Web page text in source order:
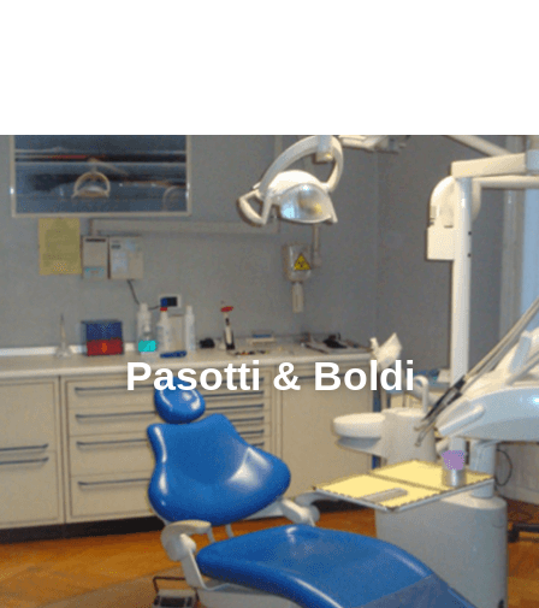
Pasotti & Boldi